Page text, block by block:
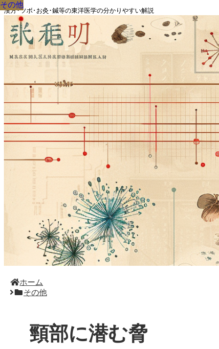
漢方･ツボ･お灸･鍼等の東洋医学の分かりやすい解説
ホーム
その他
頸部に潜む脅
その他
その他
その他
その他
その他
その他
その他
その他
その他